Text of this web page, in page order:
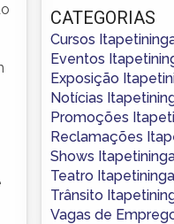
CATEGORIAS
Cursos
Eventos
Exposição
Notícias
Promoções
Reclamações
Shows
Teatro Itapetininga
Trânsito
Vagas de